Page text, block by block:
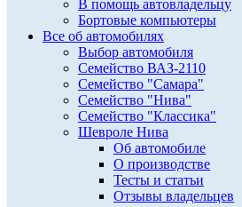
В помощь автовладельцу
Бортовые компьютеры
Все об автомобилях
Выбор автомобиля
Семейство ВАЗ-2110
Семейство "Самара"
Семейство "Нива"
Семейство "Классика"
Шевроле Нива
Об автомобиле
О производстве
Тесты и статьи
Отзывы владельцев